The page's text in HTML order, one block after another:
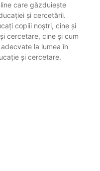
care găzduiește
și cercetării.
copiii noștri, cine și
cercetare, cine și cum
la lumea în
și cercetare.